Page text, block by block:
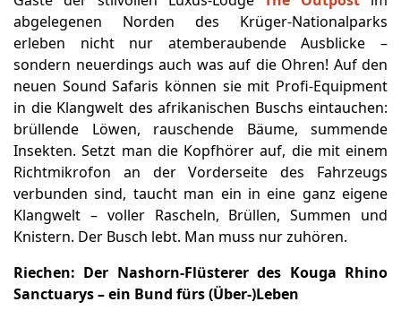
abgelegenen Norden des Krüger-Nationalparks
erleben nicht nur atemberaubende Ausblicke –
sondern neuerdings auch was auf die Ohren! Auf den
neuen Sound Safaris können sie mit Profi-Equipment
in die Klangwelt des afrikanischen Buschs eintauchen:
brüllende Löwen, rauschende Bäume, summende
Insekten. Setzt man die Kopfhörer auf, die mit einem
Richtmikrofon an der Vorderseite des Fahrzeugs
verbunden sind, taucht man ein in eine ganz eigene
Klangwelt – voller Rascheln, Brüllen, Summen und
Knistern. Der Busch lebt. Man muss nur zuhören.
Riechen: Der Nashorn-Flüsterer des Kouga Rhino
Sanctuarys – ein Bund fürs (Über-)Leben